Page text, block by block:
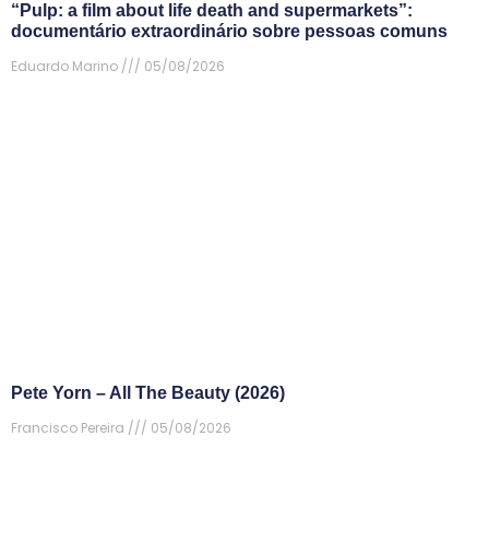
“Pulp: a film about life death and supermarkets”:
documentário extraordinário sobre pessoas comuns
Eduardo Marino
05/08/2026
Pete Yorn – All The Beauty (2026)
Francisco Pereira
05/08/2026